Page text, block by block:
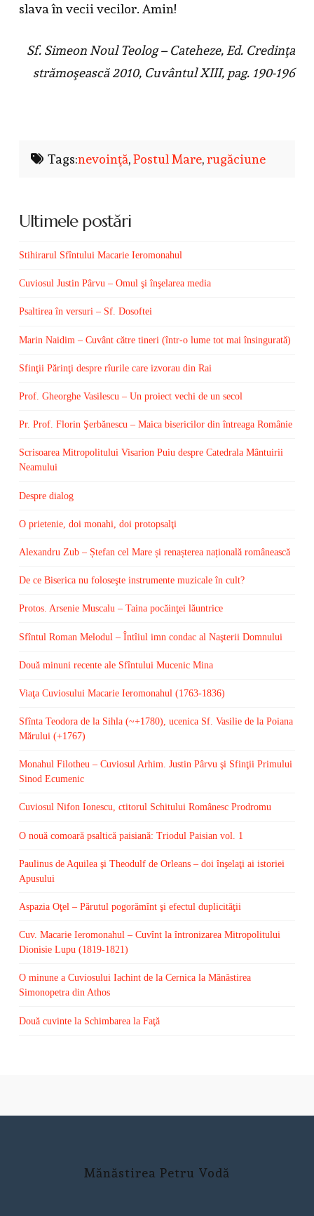
slava în vecii vecilor. Amin!
Sf. Simeon Noul Teolog – Cateheze, Ed. Credinţa
strămoşească 2010, Cuvântul XIII, pag. 190-196
Tags:nevoinţă,Postul Mare,rugăciune
Ultimele postări
Stihirarul Sfîntului Macarie Ieromonahul
Cuviosul Justin Pârvu – Omul şi înşelarea media
Psaltirea în versuri – Sf. Dosoftei
Marin Naidim – Cuvânt către tineri (într-o lume tot mai însingurată)
Sfinţii Părinţi despre rîurile care izvorau din Rai
Prof. Gheorghe Vasilescu – Un proiect vechi de un secol
Pr. Prof. Florin Şerbănescu – Maica bisericilor din întreaga Românie
Scrisoarea Mitropolitului Visarion Puiu despre Catedrala Mântuirii
Neamului
Despre dialog
O prietenie, doi monahi, doi protopsalţi
Alexandru Zub – Ștefan cel Mare și renașterea națională românească
De ce Biserica nu foloseşte instrumente muzicale în cult?
Protos. Arsenie Muscalu – Taina pocăinţei lăuntrice
Sfîntul Roman Melodul – Întîiul imn condac al Naşterii Domnului
Două minuni recente ale Sfîntului Mucenic Mina
Viaţa Cuviosului Macarie Ieromonahul (1763-1836)
Sfînta Teodora de la Sihla (~+1780), ucenica Sf. Vasilie de la Poiana
Mărului (+1767)
Monahul Filotheu – Cuviosul Arhim. Justin Pârvu şi Sfinţii Primului
Sinod Ecumenic
Cuviosul Nifon Ionescu, ctitorul Schitului Românesc Prodromu
O nouă comoară psaltică paisiană: Triodul Paisian vol. 1
Paulinus de Aquilea şi Theodulf de Orleans – doi înşelaţi ai istoriei
Apusului
Aspazia Oţel – Părutul pogorămînt şi efectul duplicităţii
Cuv. Macarie Ieromonahul – Cuvînt la întronizarea Mitropolitului
Dionisie Lupu (1819-1821)
O minune a Cuviosului Iachint de la Cernica la Mănăstirea
Simonopetra din Athos
Două cuvinte la Schimbarea la Faţă
Mănăstirea Petru Vodă